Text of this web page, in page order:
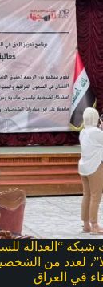
“العدالة
لعدد من
في العراق